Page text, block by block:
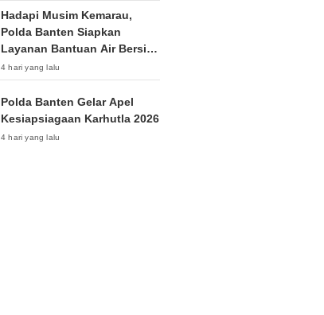
Hadapi Musim Kemarau,
Polda Banten Siapkan
Layanan Bantuan Air Bersih
Melalui 110
4 hari yang lalu
Polda Banten Gelar Apel
Kesiapsiagaan Karhutla 2026
4 hari yang lalu